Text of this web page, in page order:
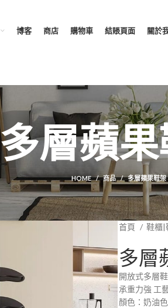
博客 商店 購物車 結賬頁面 關於
多層蘋
HOME 商品 多層蘋果鞋架
首頁 鞋櫃|
多層
開放式多層
承重力強 工
顏色：奶油